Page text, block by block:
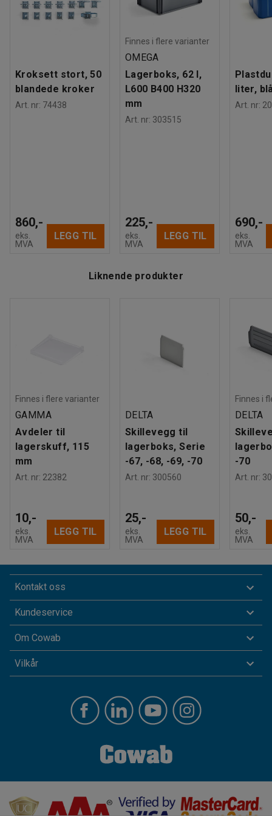
Kroksett stort, 50
blandede kroker
Art. nr: 74438
860,-
eks.
MVA
LEGG TIL
Finnes i flere varianter
OMEGA
Lagerboks, 62 l,
L600 B400 H320
mm
Art. nr: 303515
225,-
eks.
MVA
LEGG TIL
liter,
Art. nr:
690,-
eks.
MVA
Liknende produkter
Finnes i flere varianter
GAMMA
Avdeler til
lagerskuff, 115
mm
Art. nr: 22382
10,-
eks.
MVA
LEGG TIL
DELTA
Skillevegg til
lagerboks, Serie
-67, -68, -69, -70
Art. nr: 300560
25,-
eks.
MVA
LEGG TIL
Finnes i
DELTA
-70
Art. nr:
50,-
eks.
MVA
Kontakt oss
Kundeservice
Om Cowab
Vilkår